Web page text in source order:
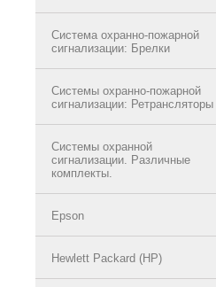
Система охранно-пожарной
сигнализации: Брелки
Системы охранно-пожарной
сигнализации: Ретрансляторы
Системы охранной
сигнализации. Различные
комплекты.
Epson
Hewlett Packard (HP)